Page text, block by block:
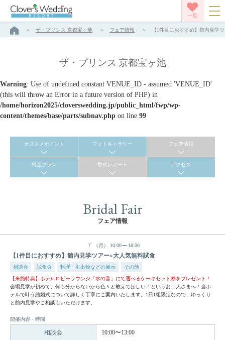
一覧
ザ・プリンス 京都宝ヶ池 フェア情報 【1件目におすすめ】館内見学
ザ・プリンス 京都宝ヶ池
Warning: Use of undefined constant VENUE_ID - assumed 'VENUE_ID'
(this will throw an Error in a future version of PHP) in
/home/horizon2025/cloverswedding.jp/public_html/fwp/wp-
content/themes/base/parts/subnav.php on line 99
オススメポイント フォトギャラリー フェア情報
料金プラン 挙式レポート アクセス
Bridal Fair
フェア情報
７ （月） 10:00 18:00
【1件目におすすめ】館内見学ツアー×大人気無料試食
相談会 試食会 料理・引出物などの展示 その他
【来館特典】ホテルロビーラウンジ「水の音」にて選べるケーキセット券をプレゼント！
会場見学が初めて、何も分からないから色々と教えてほしい！というお二人さまへ！当ホ
テルで叶う結婚式について詳しく丁寧にご案内いたします。1日1組限定なので、ゆっくり
と館内見学やご相談もいただけます。
開催内容・時間
相談会 10:00〜13:00